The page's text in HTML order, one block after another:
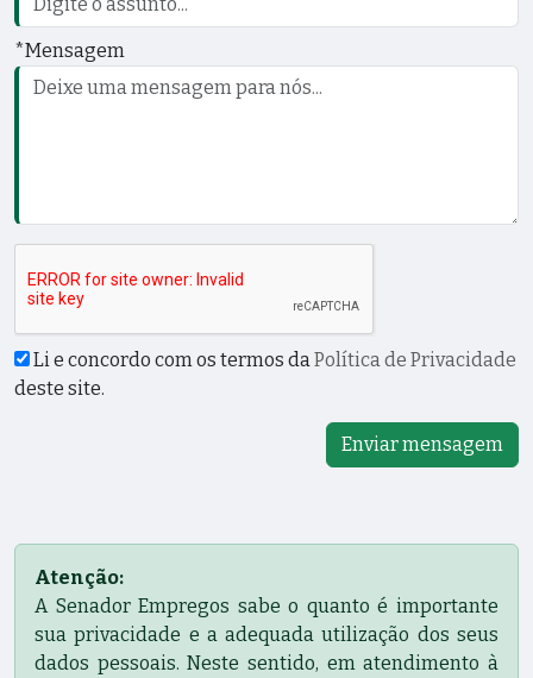
*Mensagem
Li e concordo com os termos daPolítica de Privacidade
deste site.
Enviar mensagem
Atenção:
A Senador Empregos sabe o quanto é importante
sua privacidade e a adequada utilização dos seus
dados pessoais. Neste sentido, em atendimento à